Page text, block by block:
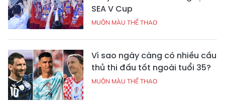
SEA V Cup
MUÔN MÀU THỂ THAO
Vì sao ngày càng có nhiều cầu
thủ thi đấu tốt ngoài tuổi 35?
MUÔN MÀU THỂ THAO